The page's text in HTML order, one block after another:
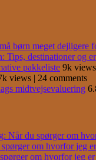
børn meget dejligere
Tips, destinationer og
pakkeliste 9k views
views | 24 comments
midtvejsevaluering
Når du spørger om
om hvorfor jeg
om hvorfor jeg